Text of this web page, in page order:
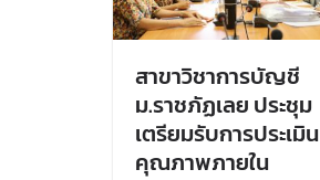
สาขาวิชาการบัญชี
ม.ราชภัฏเลย ประชุม
เตรียมรับการประเมิน
คุณภาพภายใน